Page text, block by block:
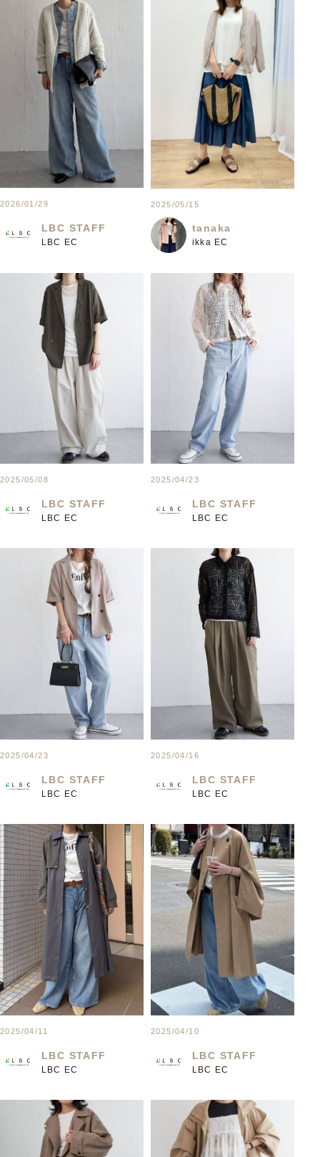
2026/01/29
LBC STAFF
LBC EC
2025/05/15
tanaka
ikka EC
2025/05/08
LBC STAFF
LBC EC
2025/04/23
LBC STAFF
LBC EC
2025/04/23
LBC STAFF
LBC EC
2025/04/16
LBC STAFF
LBC EC
2025/04/11
LBC STAFF
LBC EC
2025/04/10
LBC STAFF
LBC EC